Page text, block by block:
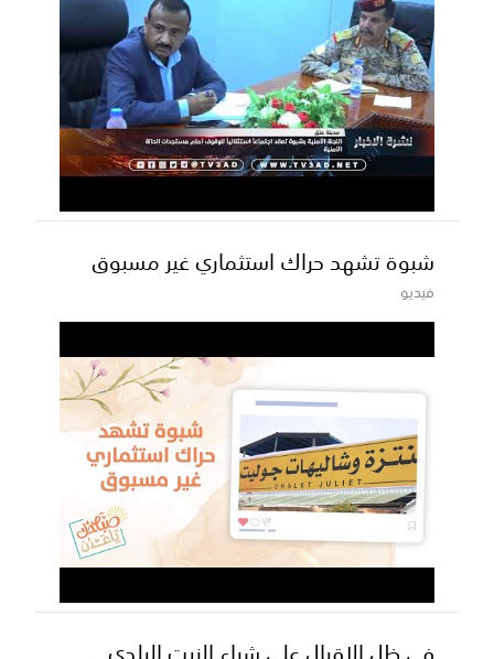
شبوة تشهد حراك استثماري غير مسبوق
فيديو